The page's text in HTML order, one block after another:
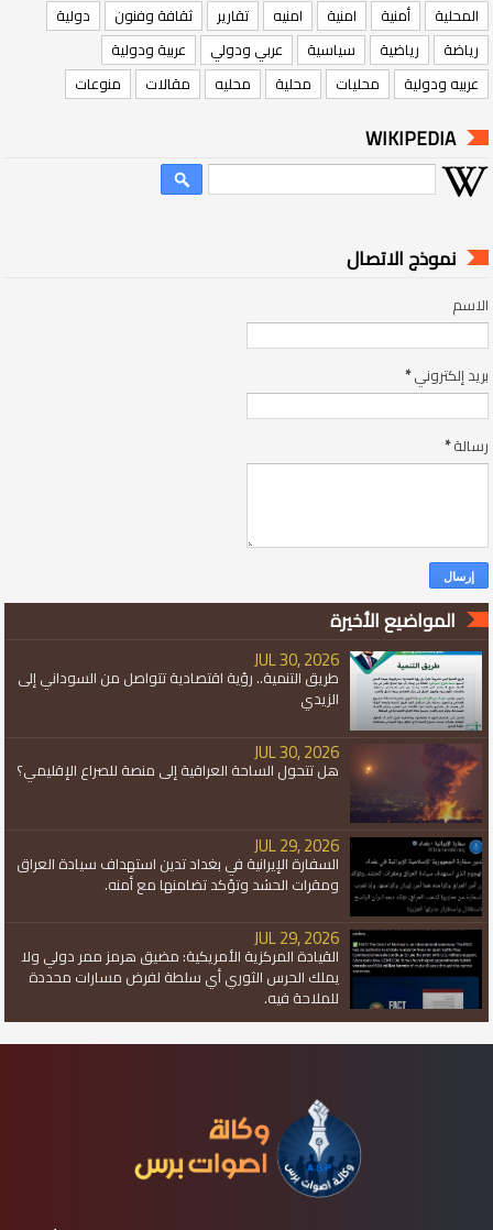
المحلية
أمنية امنية امنيه تقارير ثقافة وفنون
دولية
رياضة
رياضية سياسية عربي ودولي
عربية ودولية
عربيه ودولية
محليات محلية محليه مقالات منوعات
WIKIPEDIA
نموذج الاتصال
الاسم
بريد إلكتروني*
رسالة*
المواضيع الأخيرة
JUL 30, 2026
طريق التنمية.. رؤية اقتصادية تتواصل من السوداني إلى
الزيدي
JUL 30, 2026
هل تتحول الساحة العراقية إلى منصة للصراع الإقليمي؟
JUL 29, 2026
السفارة الإيرانية في بغداد تدين استهداف سيادة العراق
ومقرات الحشد وتؤكد تضامنها مع أمنه.
JUL 29, 2026
القيادة المركزية الأمريكية: مضيق هرمز ممر دولي ولا
يملك الحرس الثوري أي سلطة لفرض مسارات محددة
للملاحة فيه.